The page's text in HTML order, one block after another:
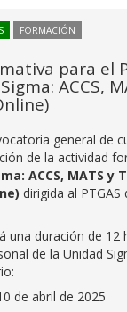
FORMACIÓN
para el
ACCS,
general de
de la actividad
ACCS, MATS y
dirigida al
una duración de 12
de la Unidad
de abril de 2025